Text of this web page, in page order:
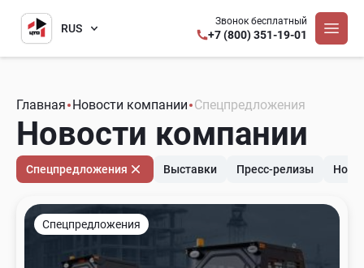
Звонок бесплатный
+7 (800) 351-19-01
RUS
Главная Новости компании Спецпредложения
Новости компании
Спецпредложения Выставки Пресс-релизы
Спецпредложения